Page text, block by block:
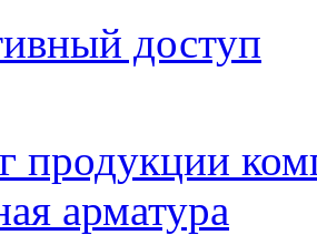
доступ
продукции
арматура